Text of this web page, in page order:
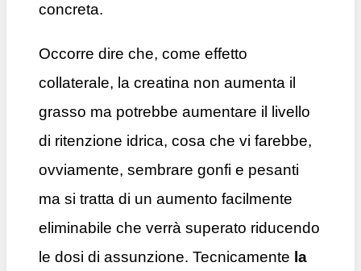
concreta.
Occorre dire che, come effetto
collaterale, la creatina non aumenta il
grasso ma potrebbe aumentare il livello
di ritenzione idrica, cosa che vi farebbe,
ovviamente, sembrare gonfi e pesanti
ma si tratta di un aumento facilmente
eliminabile che verrà superato riducendo
le dosi di assunzione. Tecnicamente la